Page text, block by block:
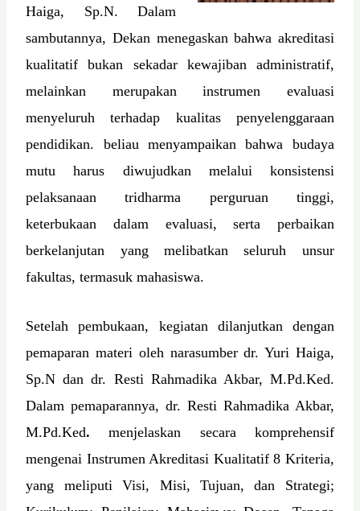
Haiga, Sp.N. Dalam
sambutannya, Dekan menegaskan bahwa akreditasi
kualitatif bukan sekadar kewajiban administratif,
melainkan merupakan instrumen evaluasi
menyeluruh terhadap kualitas penyelenggaraan
pendidikan. beliau menyampaikan bahwa budaya
mutu harus diwujudkan melalui konsistensi
pelaksanaan tridharma perguruan tinggi,
keterbukaan dalam evaluasi, serta perbaikan
berkelanjutan yang melibatkan seluruh unsur
fakultas, termasuk mahasiswa.
Setelah pembukaan, kegiatan dilanjutkan dengan
pemaparan materi oleh narasumber dr. Yuri Haiga,
Sp.N dan dr. Resti Rahmadika Akbar, M.Pd.Ked.
Dalam pemaparannya, dr. Resti Rahmadika Akbar,
M.Pd.Ked. menjelaskan secara komprehensif
mengenai Instrumen Akreditasi Kualitatif 8 Kriteria,
yang meliputi Visi, Misi, Tujuan, dan Strategi;